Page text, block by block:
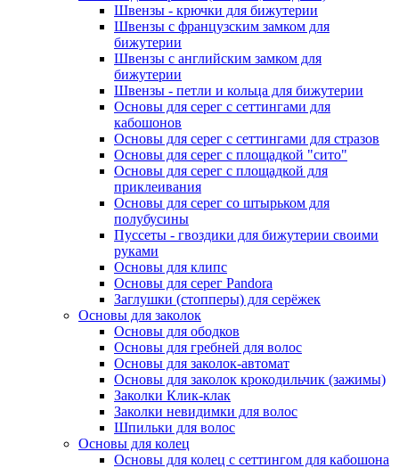
Швензы - крючки для бижутерии
Швензы с французским замком для
бижутерии
Швензы с английским замком для
бижутерии
Швензы - петли и кольца для бижутерии
Основы для серег с сеттингами для
кабошонов
Основы для серег с сеттингами для стразов
Основы для серег с площадкой "сито"
Основы для серег с площадкой для
приклеивания
Основы для серег со штырьком для
полубусины
Пуссеты - гвоздики для бижутерии своими
руками
Основы для клипс
Основы для серег Pandora
Заглушки (стопперы) для серёжек
Основы для заколок
Основы для ободков
Основы для гребней для волос
Основы для заколок-автомат
Основы для заколок крокодильчик (зажимы)
Заколки Клик-клак
Заколки невидимки для волос
Шпильки для волос
Основы для колец
Основы для колец с сеттингом для кабошона